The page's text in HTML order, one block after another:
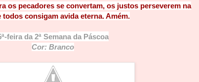
os pecadores se convertam, os justos perseverem na
todos consigam avida eterna. Amém.
feira da 2ª Semanada Páscoa
Cor: Branco